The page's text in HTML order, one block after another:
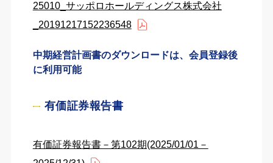
25010_サッポロホールディングス株式会社
_20191217152236548
中期経営計画書のダウンロードは、会員登録後
に利用可能
有価証券報告書
有価証券報告書－第102期(2025/01/01－